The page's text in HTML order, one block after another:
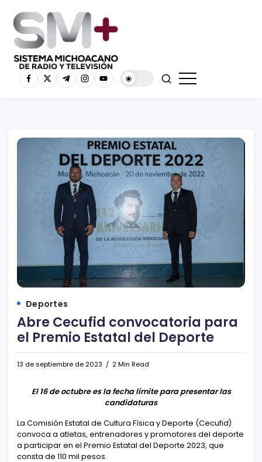
Deportes
Abre Cecufid convocatoria para
el Premio Estatal del Deporte
13 de septiembre de 2023 2 Min Read
El 16 de octubre es la fecha límite para presentar las
candidaturas
La Comisión Estatal de Cultura Física y Deporte (Cecufid)
convoca a atletas, entrenadores y promotores del deporte
a participar en el Premio Estatal del Deporte 2023, que
consta de 110 mil pesos.